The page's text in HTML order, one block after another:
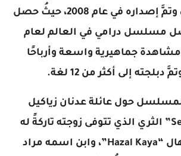
درامي رومانسي، وتمَّ إصداره في عام 2008، حيثُ حصل
مسلسل درامي في العالم لعام
مشاهدة جماهيرية واسعة وأرباحًا
إلى أكثر من 12 لغة.
حول عائلة عدنان زياكيل
“Selcuk Yontem” الثري الذي تتوفى زوجته تاركةً له
ابنة اسمها نهال “Hazal Kaya”، وابن اسمه مراد